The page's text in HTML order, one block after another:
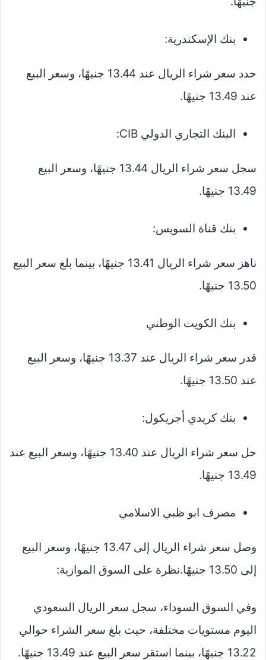
بنك الإسكندرية:
حدد سعر شراء الريال عند 13.44 جنيهًا، وسعر البيع
عند 13.49 جنيهًا.
البنك التجاري الدولي CIB:
سجل سعر شراء الريال 13.44 جنيهًا، وسعر البيع
13.49 جنيهًا.
بنك قناة السويس:
ناهز سعر شراء الريال 13.41 جنيهًا، بينما بلغ سعر البيع
13.50 جنيهًا.
بنك الكويت الوطني
قدر سعر شراء الريال عند 13.37 جنيهًا، وسعر البيع
عند 13.50 جنيهًا.
بنك كريدي أجريكول:
حل سعر شراء الريال عند 13.40 جنيهًا، وسعر البيع عند
13.49 جنيهًا.
مصرف ابو ظبي الاسلامي
وصل سعر شراء الريال إلى 13.47 جنيهًا، وسعر البيع
إلى 13.50 جنيهًا.نظرة على السوق الموازية:
وفي السوق السوداء، سجل سعر الريال السعودي
اليوم مستويات مختلفة، حيث بلغ سعر الشراء حوالي
13.22 جنيهًا، بينما استقر سعر البيع عند 13.49 جنيهًا.